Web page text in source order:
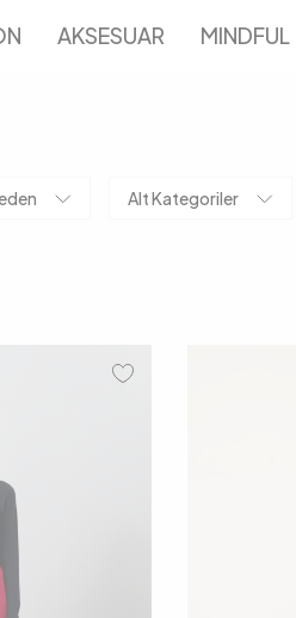
AKSESUAR MINDFUL
Alt Kategoriler